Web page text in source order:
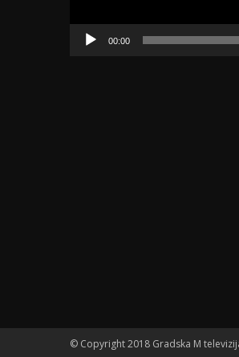
00:00
© Copyright 2018 Gradska M